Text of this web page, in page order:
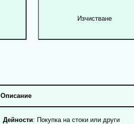
Описание
Дейности: Покупка на стоки или други